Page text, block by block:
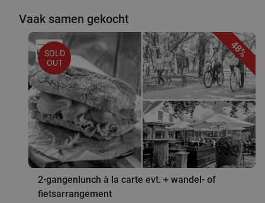
Vaak samen gekocht
48%
SOLD
OUT
2-gangenlunch à la carte evt. + wandel- of
fietsarrangement